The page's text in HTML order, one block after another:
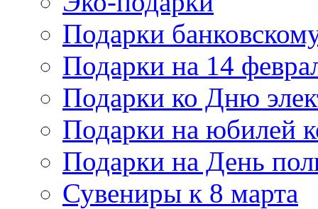
Подарки
Подарки на 14
Подарки ко Дню
Подарки на юбилей
Подарки на День
Сувениры к 8 марта